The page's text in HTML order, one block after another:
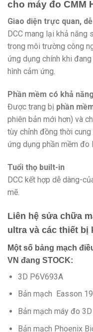
cho máy đo CMM
Giao diện trực quan,
DCC mang lại khả
trong môi trường công
ứng dụng chính khi
hình cảm ứng.
Phần mềm có khả
Được trang bị phần
phiên bản mới hơn) và
tùy chỉnh đồng thời
ứng dụng phần mềm đo
Tuổi thọ built-in
DCC kết hợp dễ dàng-
mẽ.
Liên hệ sửa chữa
ultra và các thiết bị
Một số bảng mạch
VN đang STOCK:
3D P6V693A
Bản mạch Easson
Bản mạch máy đo
Bản mạch Phoenix